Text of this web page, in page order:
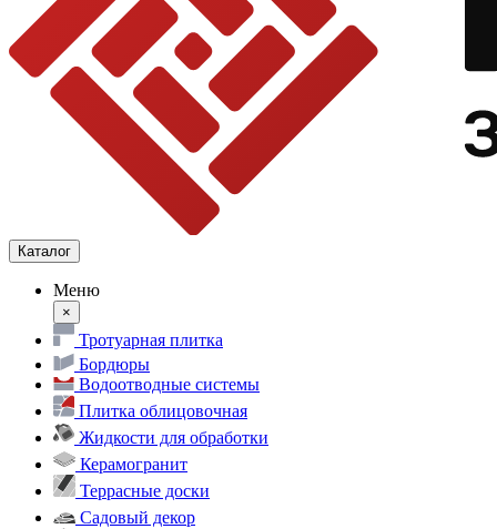
Каталог
Меню
×
Тротуарная плитка
Бордюры
Водоотводные системы
Плитка облицовочная
Жидкости для обработки
Керамогранит
Террасные доски
Садовый декор